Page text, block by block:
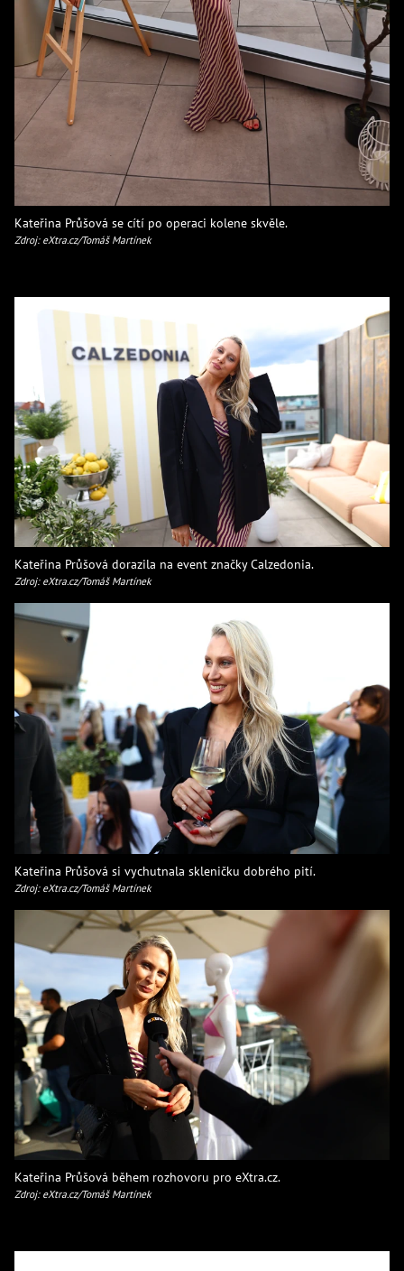
Kateřina Průšová se cítí po operaci kolene skvěle.
Zdroj: eXtra.cz/Tomáš Martínek
Kateřina Průšová dorazila na event značky Calzedonia.
Zdroj: eXtra.cz/Tomáš Martínek
Kateřina Průšová si vychutnala skleničku dobrého pití.
Zdroj: eXtra.cz/Tomáš Martínek
Kateřina Průšová během rozhovoru pro eXtra.cz.
Zdroj: eXtra.cz/Tomáš Martínek